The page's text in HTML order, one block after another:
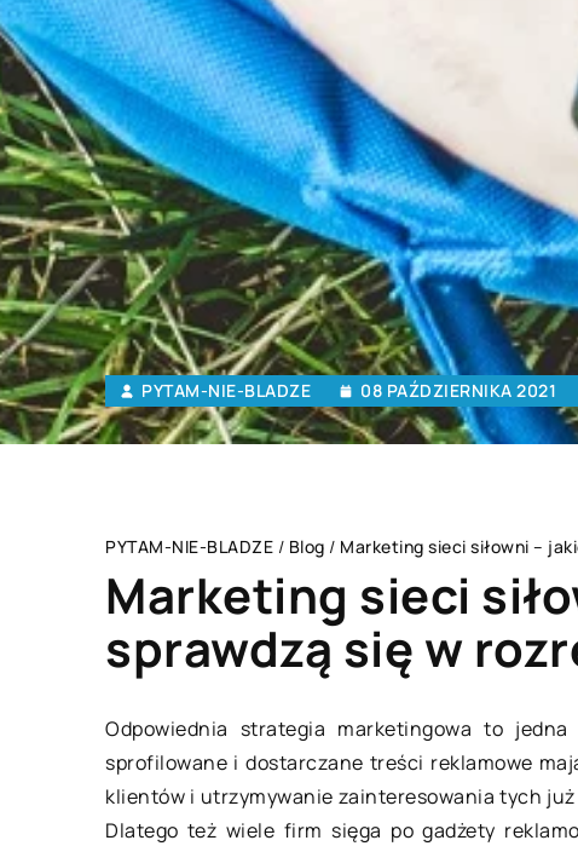
PYTAM-NIE-BLADZE 08 PAŹDZIERNIKA 2021
PYTAM-NIE-BLADZE / Blog / Marketing sieci siłowni –
Marketing sieci
sprawdzą się w
Odpowiednia strategia marketingowa to
sprofilowane i dostarczane treści reklamowe
klientów i utrzymywanie zainteresowania tych
Dlatego też wiele firm sięga po gadżety